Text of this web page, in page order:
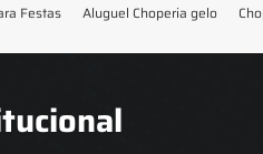
Festas Aluguel Choperia gelo